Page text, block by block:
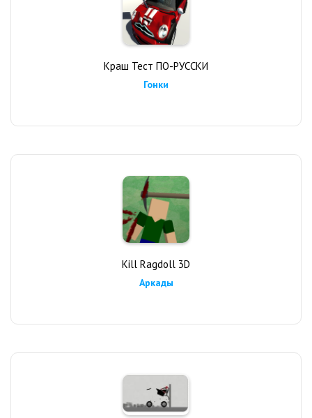
Краш Тест ПО-РУССКИ
Гонки
Kill Ragdoll 3D
Аркады